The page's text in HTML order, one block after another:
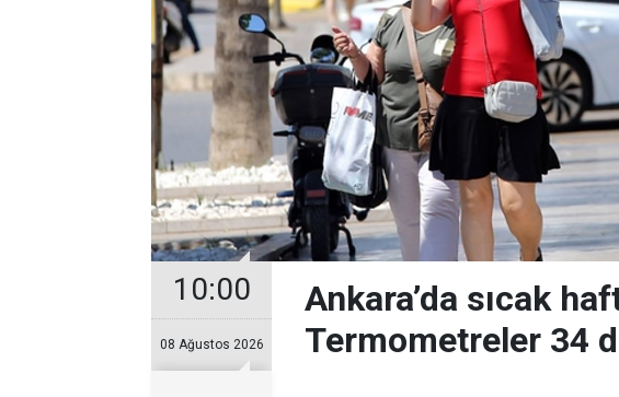
10:00
08 Ağustos 2026
Ankara’da sıcak
Termometreler 34